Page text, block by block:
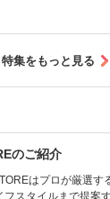
特集をもっと見る
のご紹介
はプロが厳選す
スタイルまで提案